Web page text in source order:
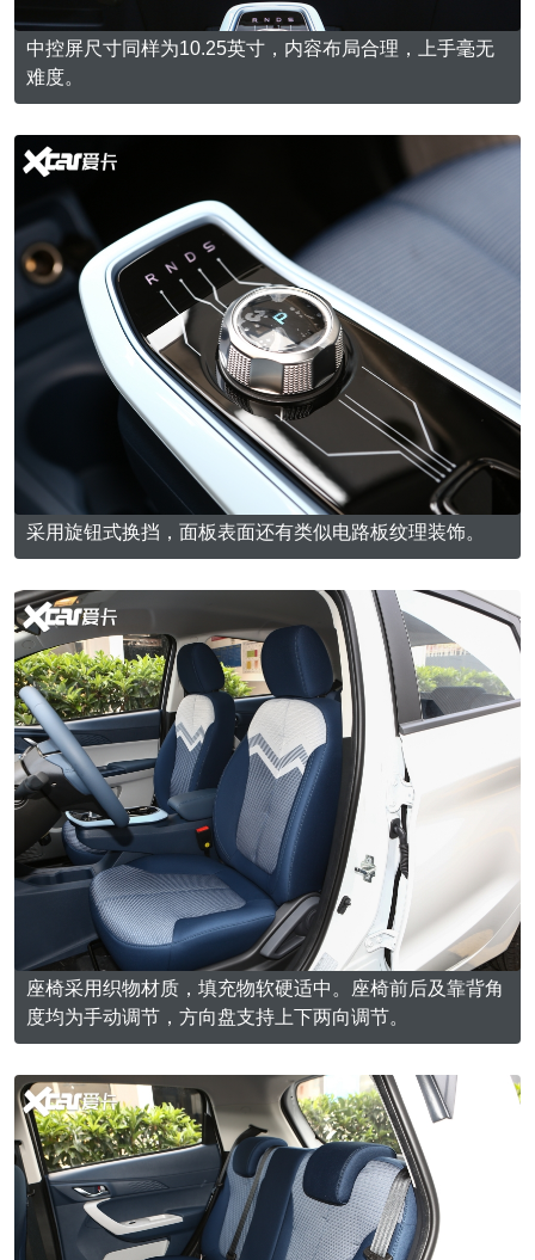
中控屏尺寸同样为10.25英寸，内容布局合理，上手毫无
难度。
采用旋钮式换挡，面板表面还有类似电路板纹理装饰。
座椅采用织物材质，填充物软硬适中。座椅前后及靠背角
度均为手动调节，方向盘支持上下两向调节。